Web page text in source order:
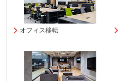
オフィス移転